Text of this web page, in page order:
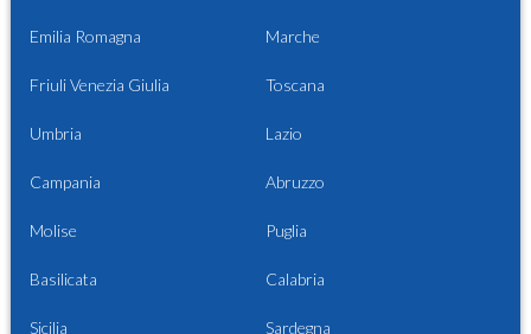
Emilia Romagna Marche
Friuli Venezia Giulia Toscana
Umbria Lazio
Campania Abruzzo
Molise Puglia
Basilicata Calabria
Sicilia Sardegna